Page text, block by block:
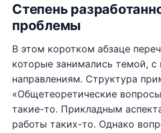
Степень
проблемы
В этом коротком абзаце
которые занимались темой, с
направлениям. Структура
«Общетеоретические
такие-то. Прикладным
работы таких-то. Однако